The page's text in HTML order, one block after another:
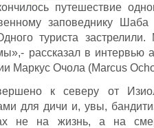
путешествие
заповеднику
туриста
рассказал в интервью
Маркус Очола (Marcus
к северу от
для дичи и, увы,
не на жизнь, а на